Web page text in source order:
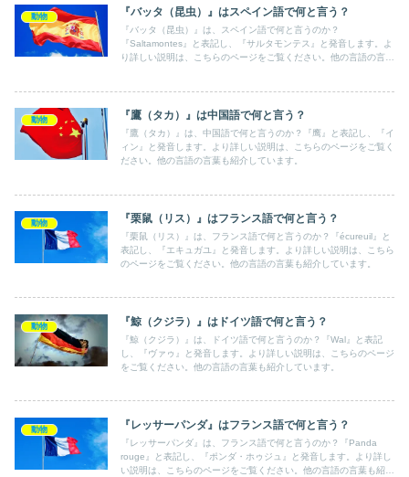
動物 『バッタ（昆虫）』はスペイン語で何と言う？
『バッタ（昆虫）』は、スペイン語で何と言うのか？
『Saltamontes』と表記し、『サルタモンテス』と発音します。よ
り詳しい説明は、こちらのページをご覧ください。他の言語の言葉
動物 『鷹（タカ）』は中国語で何と言う？
『鷹（タカ）』は、中国語で何と言うのか？『鹰』と表記し、『イ
ィン』と発音します。より詳しい説明は、こちらのページをご覧く
ださい。他の言語の言葉も紹介しています。
動物 『栗鼠（リス）』はフランス語で何と言う？
『栗鼠（リス）』は、フランス語で何と言うのか？『écureuil』と
表記し、『エキュガユ』と発音します。より詳しい説明は、こちら
のページをご覧ください。他の言語の言葉も紹介しています。
動物 『鯨（クジラ）』はドイツ語で何と言う？
『鯨（クジラ）』は、ドイツ語で何と言うのか？『Wal』と表記
し、『ヴァゥ』と発音します。より詳しい説明は、こちらのページ
をご覧ください。他の言語の言葉も紹介しています。
動物 『レッサーパンダ』はフランス語で何と言う？
『レッサーパンダ』は、フランス語で何と言うのか？『Panda
rouge』と表記し、『ポンダ・ホゥジュ』と発音します。より詳し
い説明は、こちらのページをご覧ください。他の言語の言葉も紹介